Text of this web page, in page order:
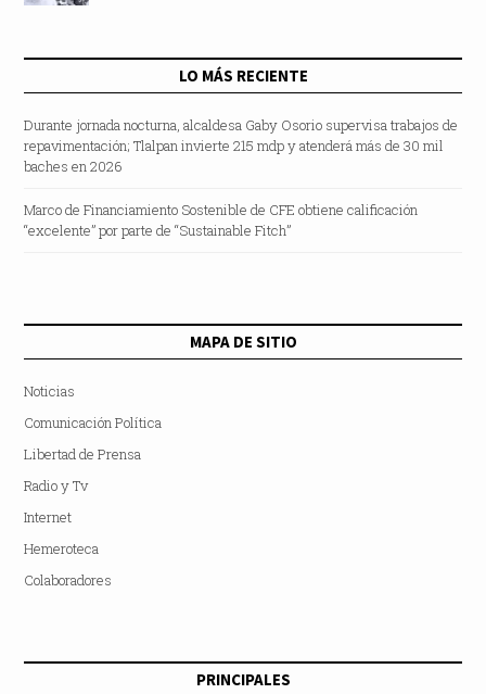
LO MÁS RECIENTE
Durante jornada nocturna, alcaldesa Gaby Osorio supervisa trabajos de
repavimentación; Tlalpan invierte 215 mdp y atenderá más de 30 mil
baches en 2026
Marco de Financiamiento Sostenible de CFE obtiene calificación
“excelente” por parte de “Sustainable Fitch”
MAPA DE SITIO
Noticias
Comunicación Política
Libertad de Prensa
Radio y Tv
Internet
Hemeroteca
Colaboradores
PRINCIPALES